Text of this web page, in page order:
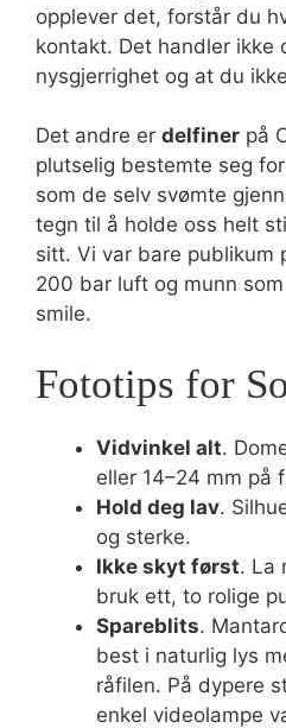
opplever det, forstår du
kontakt. Det handler ikke
nysgjerrighet og at du
Det andre er delfiner på
plutselig bestemte seg
som de selv svømte
tegn til å holde oss helt
sitt. Vi var bare publikum
200 bar luft og munn
smile.
Fototips for
Vidvinkel alt.
eller 14–24 mm på
Hold deg lav.
og sterke.
Ikke skyt først. La
bruk ett, to rolige
Spareblits.
best i naturlig lys
råfilen. På dypere
enkel videolampe